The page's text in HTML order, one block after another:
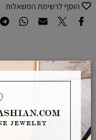
הוסף לרשימת המשאלות
מוצרים באחראיות
מוצרים מקוריים ללא
אפשרויות החלפה /